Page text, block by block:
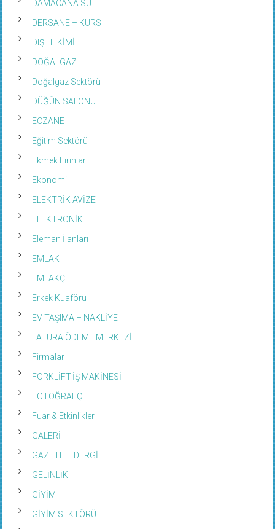
DAMACANA SU
DERSANE – KURS
DIŞ HEKİMİ
DOĞALGAZ
Doğalgaz Sektörü
DÜĞÜN SALONU
ECZANE
Eğitim Sektörü
Ekmek Fırınları
Ekonomi
ELEKTRİK AVİZE
ELEKTRONİK
Eleman İlanları
EMLAK
EMLAKÇI
Erkek Kuaförü
EV TAŞIMA – NAKLİYE
FATURA ÖDEME MERKEZİ
Firmalar
FORKLİFT-İŞ MAKİNESİ
FOTOĞRAFÇI
Fuar & Etkinlikler
GALERİ
GAZETE – DERGİ
GELİNLİK
GİYİM
GİYİM SEKTÖRÜ